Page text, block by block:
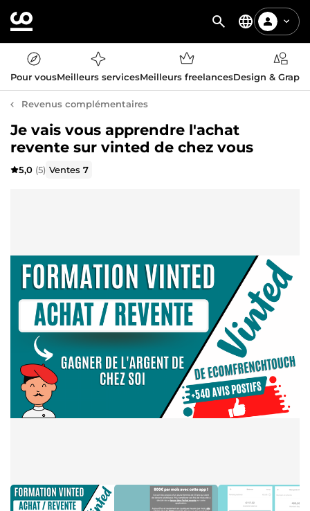
Pour vousMeilleurs servicesMeilleurs freelancesDesign &
Revenus complémentaires
Je vais vous apprendre l'achat
revente sur vinted de chez vous
5,0 (5) Ventes7